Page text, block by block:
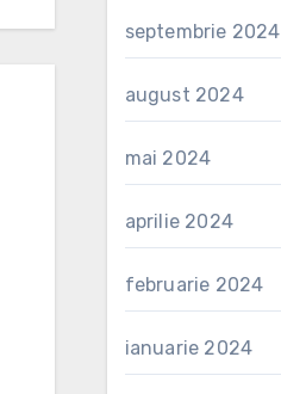
septembrie 2024
august 2024
mai 2024
aprilie 2024
februarie 2024
ianuarie 2024